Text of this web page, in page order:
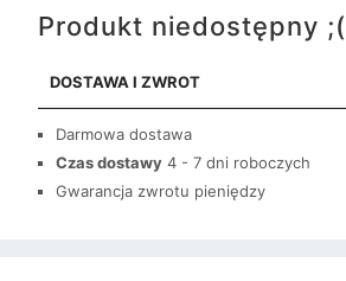
Produkt niedostępny ;(
DOSTAWA I ZWROT
Darmowa dostawa
Czas dostawy 4 - 7 dni roboczych
Gwarancja zwrotu pieniędzy